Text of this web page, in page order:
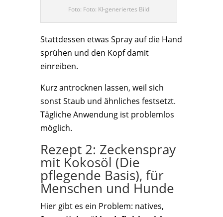
Foto: Foto: KI-generiertes Bild
Stattdessen etwas Spray auf die Hand
sprühen und den Kopf damit
einreiben.
Kurz antrocknen lassen, weil sich
sonst Staub und ähnliches festsetzt.
Tägliche Anwendung ist problemlos
möglich.
Rezept 2: Zeckenspray
mit Kokosöl (Die
pflegende Basis), für
Menschen und Hunde
Hier gibt es ein Problem: natives,